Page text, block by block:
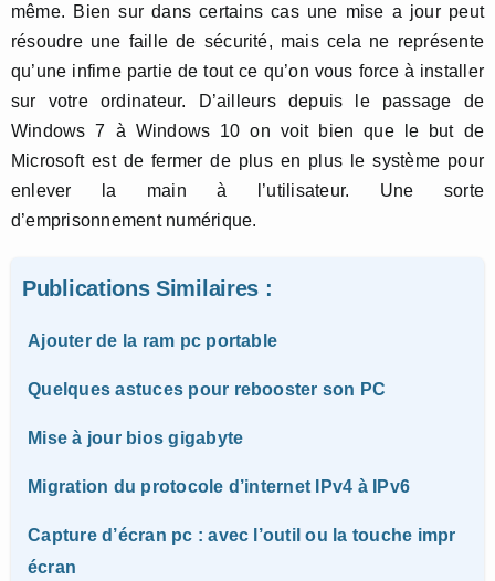
même. Bien sur dans certains cas une mise a jour peut
résoudre une faille de sécurité, mais cela ne représente
qu’une infime partie de tout ce qu’on vous force à installer
sur votre ordinateur. D’ailleurs depuis le passage de
Windows 7 à Windows 10 on voit bien que le but de
Microsoft est de fermer de plus en plus le système pour
enlever la main à l’utilisateur. Une sorte
d’emprisonnement numérique.
Publications Similaires :
Ajouter de la ram pc portable
Quelques astuces pour rebooster son PC
Mise à jour bios gigabyte
Migration du protocole d’internet IPv4 à IPv6
Capture d’écran pc : avec l’outil ou la touche impr
écran